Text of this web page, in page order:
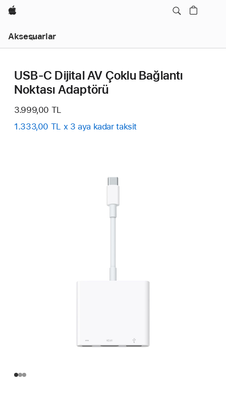
wzlhp
Aksesuarlar
Gezinme
Menüyü
USB-C Dijital AV Çoklu Bağlantı
Noktası Adaptörü
3.999,00 TL
1.333,00 TL x 3 aya kadar taksit